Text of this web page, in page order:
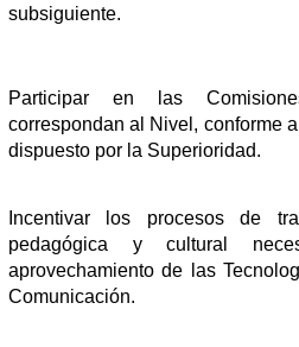
subsiguiente.
Participar en las
correspondan al Nivel, conforme
dispuesto por la Superioridad.
Incentivar los procesos de
pedagógica y cultural
aprovechamiento de las
Comunicación.